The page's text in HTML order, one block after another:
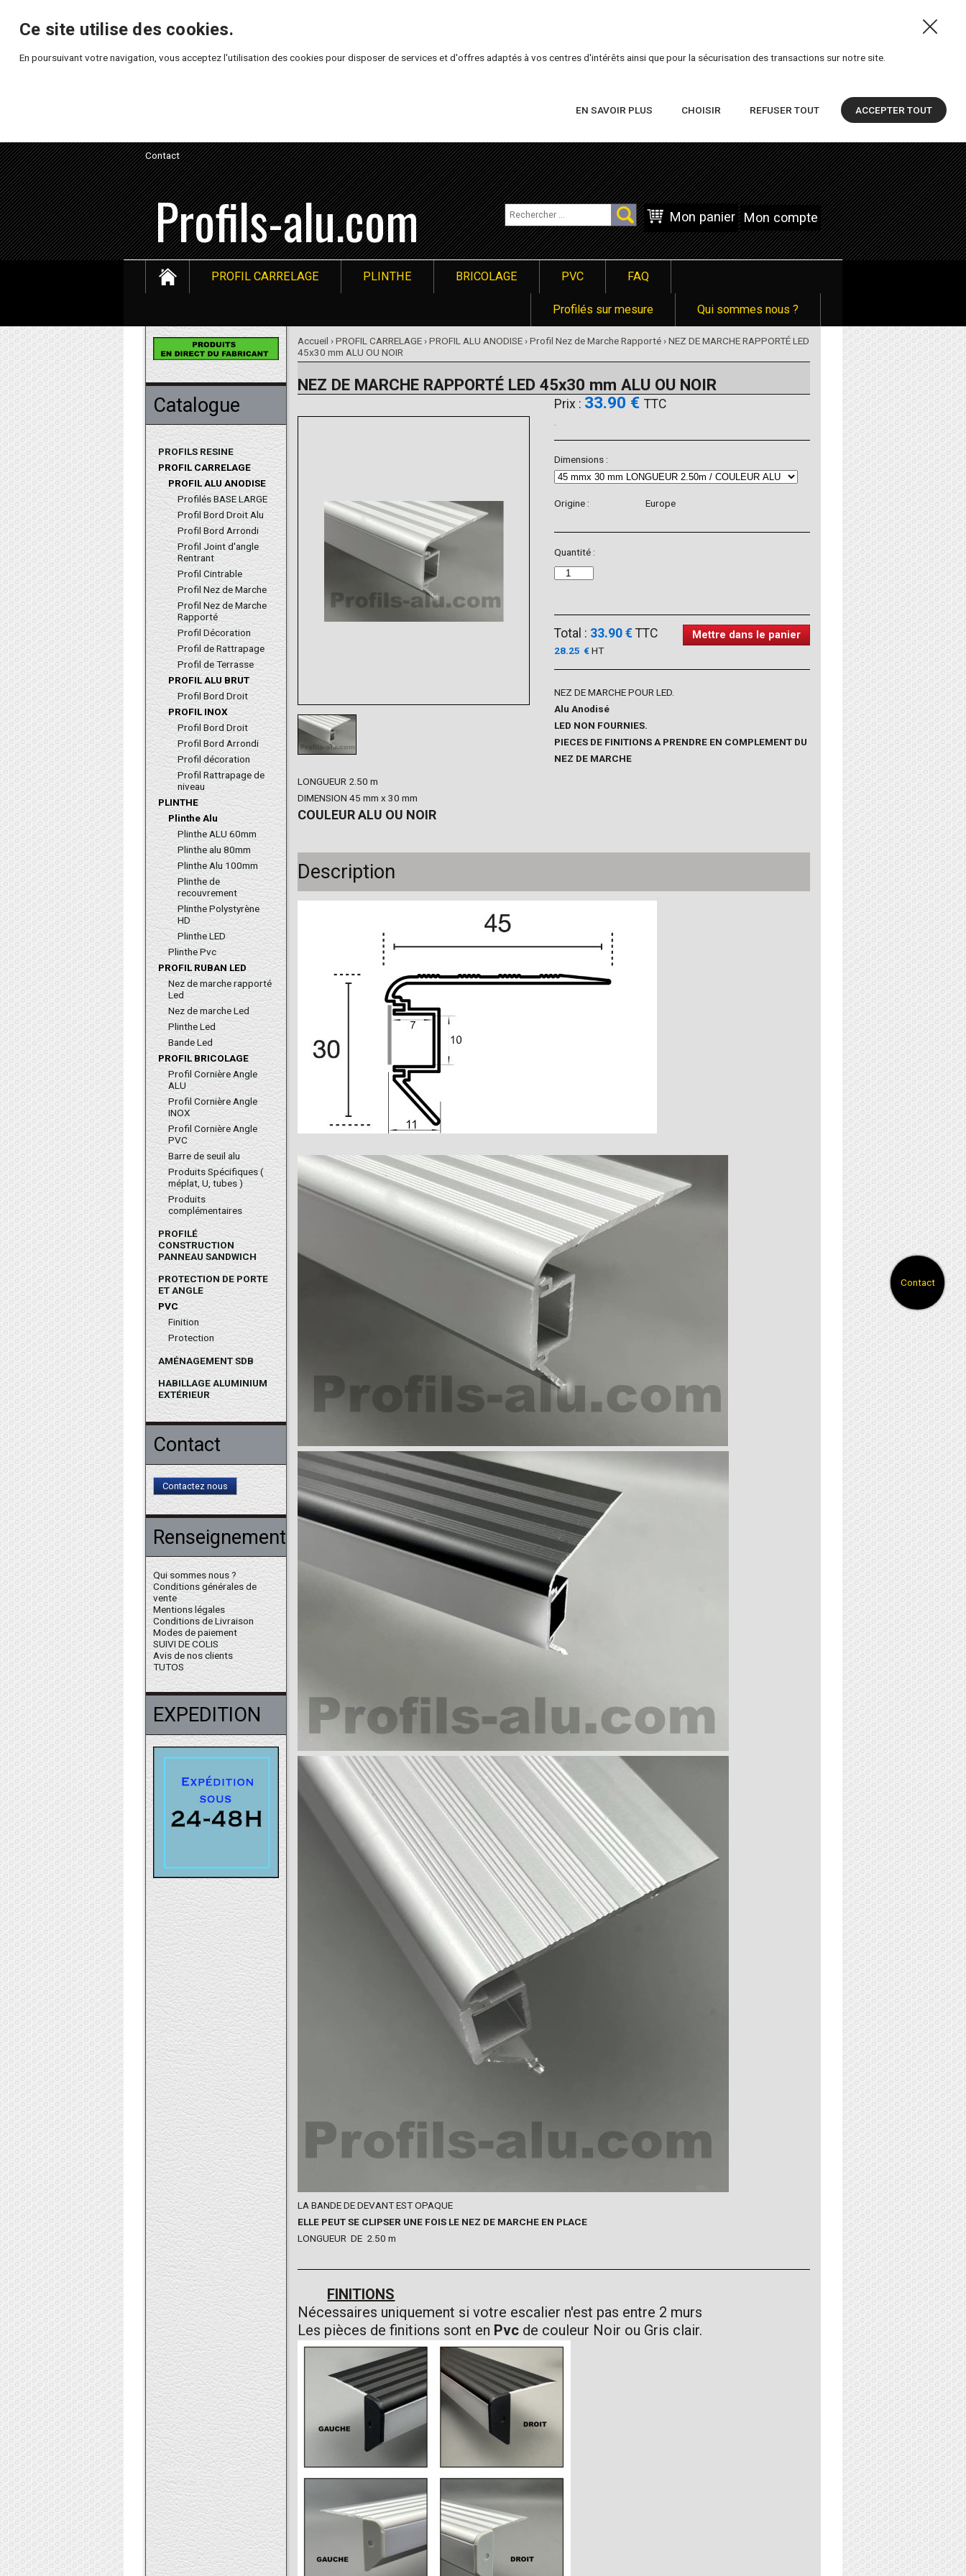
Contact
Profils-alu.com Mon panier Mon compte
PROFIL CARRELAGE PLINTHE BRICOLAGE PVC FAQ
Qui sommes nous ?
Profilés sur mesure
Accueil ›PROFIL CARRELAGE ›PROFIL ALU ANODISE ›Profil Nez de Marche Rapporté › NEZ DE MARCHE RAPPORTÉ LED
45x30 mm ALU OU NOIR
NEZ DE MARCHE RAPPORTÉ LED 45x30 mm ALU OU NOIR
Prix : 33.90 € TTC
.
Dimensions :
Origine : Europe
Quantité :
Mettre dans le panier
Total : 33.90 € TTC
28.25 €HT
NEZ DE MARCHE POUR LED.
Alu Anodisé
LED NON FOURNIES.
PIECES DE FINITIONS A PRENDRE EN COMPLEMENT DU
NEZ DE MARCHE
LONGUEUR 2.50 m
DIMENSION 45 mm x 30 mm
COULEUR ALU OU NOIR
Description
LA BANDE DE DEVANT EST OPAQUE
ELLE PEUT SE CLIPSER UNE FOIS LE NEZ DE MARCHE EN PLACE
LONGUEUR DE 2.50 m
FINITIONS
Nécessaires uniquement si votre escalier n'est pas entre 2 murs
Les pièces de finitions sont en Pvc de couleur Noir ou Gris clair.
Catalogue
PROFILS RESINE
PROFIL CARRELAGE
PROFIL ALU ANODISE
Profilés BASE LARGE
Profil Bord Droit Alu
Profil Bord Arrondi
Profil Joint d'angle
Rentrant
Profil Cintrable
Profil Nez de Marche
Profil Nez de Marche
Rapporté
Profil Décoration
Profil de Rattrapage
Profil de Terrasse
PROFIL ALU BRUT
Profil Bord Droit
PROFIL INOX
Profil Bord Droit
Profil Bord Arrondi
Profil décoration
Profil Rattrapage de
niveau
PLINTHE
Plinthe Alu
Plinthe ALU 60mm
Plinthe alu 80mm
Plinthe Alu 100mm
Plinthe de
recouvrement
Plinthe Polystyrène
HD
Plinthe LED
Plinthe Pvc
PROFIL RUBAN LED
Nez de marche rapporté
Led
Nez de marche Led
Plinthe Led
Bande Led
PROFIL BRICOLAGE
Profil Cornière Angle
ALU
Profil Cornière Angle
INOX
Profil Cornière Angle
PVC
Barre de seuil alu
Produits Spécifiques (
méplat, U, tubes )
Produits
complémentaires
PROFILÉ
CONSTRUCTION
PANNEAU SANDWICH
PROTECTION DE PORTE
ET ANGLE
PVC
Finition
Protection
AMÉNAGEMENT SDB
HABILLAGE ALUMINIUM
EXTÉRIEUR
Contact
Contactez nous
Renseignements
Qui sommes nous ?
Conditions générales de
vente
Mentions légales
Conditions de Livraison
Modes de paiement
SUIVI DE COLIS
Avis de nos clients
TUTOS
EXPEDITION
Contact
Ce site utilise des cookies.
En poursuivant votre navigation, vous acceptez l'utilisation des cookies pour disposer de services et d'offres adaptés à vos centres d'intérêts ainsi que pour la sécurisation des transactions sur notre site.
EN SAVOIR PLUS CHOISIR REFUSER TOUT ACCEPTER TOUT